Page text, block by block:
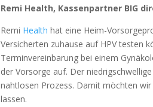
Remi Health, Kassenpartner BIG
Remi Healthhat eine Heim-
Versicherten zuhause auf HPV testen
Terminvereinbarung bei einem
der Vorsorge auf. Der
nahtlosen Prozess. Damit möchten
lassen.